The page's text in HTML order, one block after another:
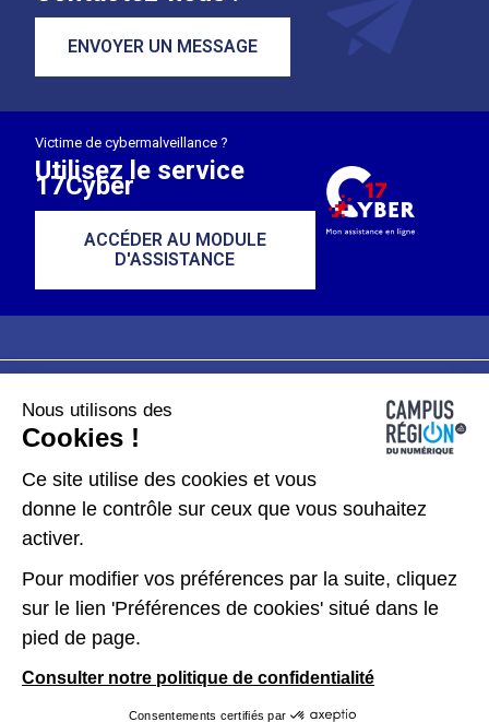
ENVOYER UN MESSAGE
Victime de cybermalveillance ?
Utilisez le service
17Cyber
ACCÉDER AU MODULE
D'ASSISTANCE
Plan du site
Données personnelles
Gérer les cookies
Kit de communication
Accessibilité : partiellement conforme
Nous utilisons des
Cookies !
Ce site utilise des cookies et vous
donne le contrôle sur ceux que vous souhaitez
activer.
Pour modifier vos préférences par la suite, cliquez
sur le lien 'Préférences de cookies' situé dans le
pied de page.
Consulter notre politique de confidentialité
Consentements certifiés par